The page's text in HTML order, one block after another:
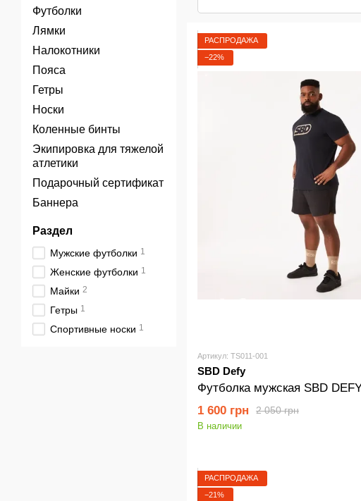
РАСПРОДАЖА
−22%
Артикул: TS011-001
SBD Defy
Футболка мужская SBD
2 050 грн
1 600 грн
В наличии
РАСПРОДАЖА
−21%
Футболки
Лямки
Налокотники
Пояса
Гетры
Носки
Коленные бинты
Экипировка для тяжелой
атлетики
Подарочный сертификат
Баннера
Раздел
Мужские футболки 1
Женские футболки 1
Майки 2
Гетры 1
Спортивные носки 1